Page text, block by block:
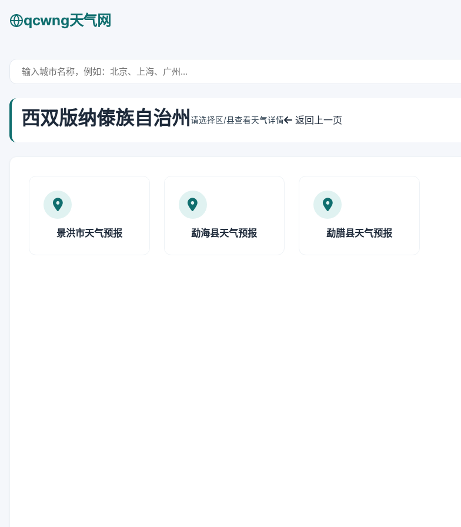
qcwng天气网
西双版纳傣族自治州 请选择区/县查看天气详情 返回上一页
景洪市天气预报 勐海县天气预报 勐腊县天气预报